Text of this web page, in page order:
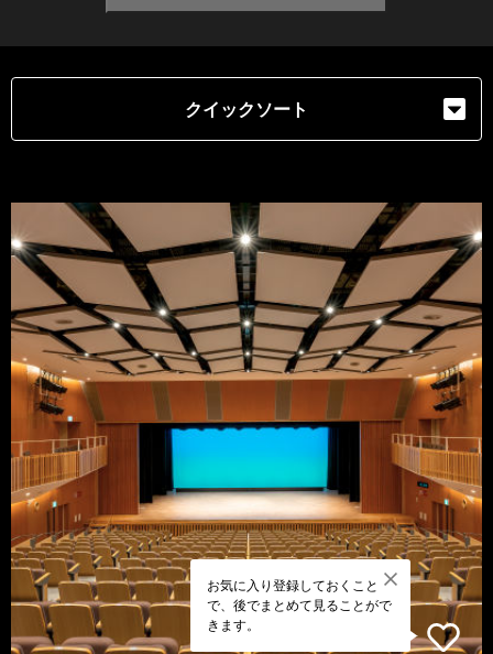
クイックソート
お気に入り登録しておくこと
で、後でまとめて見ることがで
きます。